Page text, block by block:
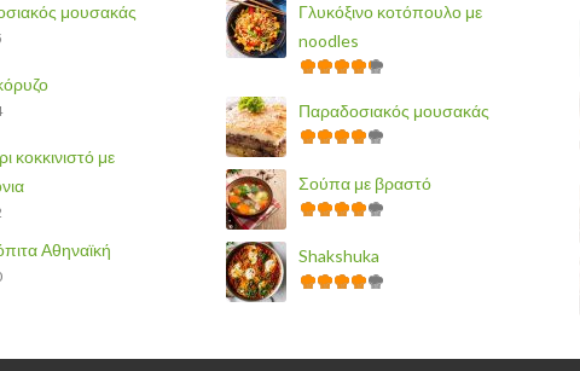
μουσακάς
κοκκινιστό με
Αθηναϊκή
Γλυκόξινο κοτόπουλο με
noodles
Παραδοσιακός μουσακάς
Σούπα με βραστό
Shakshuka